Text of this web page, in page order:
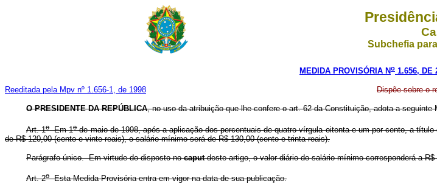
Subchefia
MEDIDA PROVISÓRIA No 1.656, DE
Reeditada pela Mpv nº 1.656-1, de 1998 Dispõe sobre o
O PRESIDENTE DA REPÚBLICA, no uso da atribuição que lhe confere o art. 62 da Constituição, adota a
Art. 1oEm 1ode maio de 1998, após a aplicação dos percentuais de quatro vírgula oitenta e um por cento, a
de R$ 120,00 (cento e vinte reais), o salário mínimo será de R$ 130,00 (cento e trinta reais).
Parágrafo único. Em virtude do disposto nocaputdeste artigo, o valor diário do salário mínimo corresponderá a
Art. 2oEsta Medida Provisória entra em vigor na data de sua publicação.